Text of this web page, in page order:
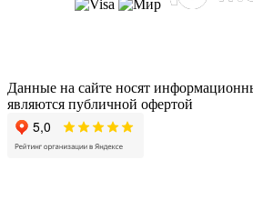
Данные на сайте носят
являются публичной офертой